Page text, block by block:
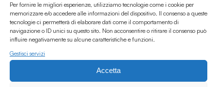
Per fornire le migliori esperienze, utilizziamo tecnologie come i cookie per
memorizzare e/o accedere alle informazioni del dispositivo. Il consenso a queste
tecnologie ci permetterà di elaborare dati come il comportamento di
navigazione o ID unici su questo sito. Non acconsentire o ritirare il consenso può
influire negativamente su alcune caratteristiche e funzioni.
Gestisci servizi
Accetta